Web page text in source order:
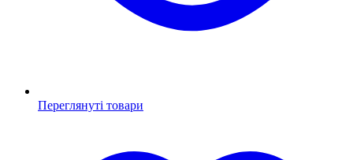
Переглянуті товари